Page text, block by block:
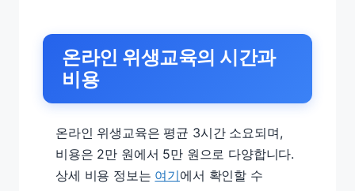
온라인 위생교육의 시간과
비용
온라인 위생교육은 평균 3시간 소요되며,
비용은 2만 원에서 5만 원으로 다양합니다.
상세 비용 정보는 여기에서 확인할 수